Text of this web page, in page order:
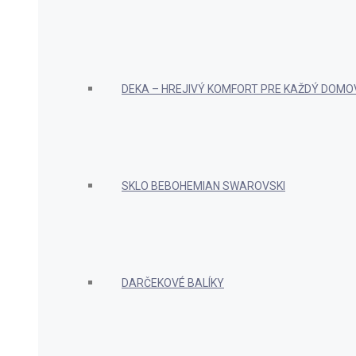
DEKA – HREJIVÝ KOMFORT PRE KAŽDÝ
SKLO BEBOHEMIAN SWAROVSKI
DARČEKOVÉ BALÍKY